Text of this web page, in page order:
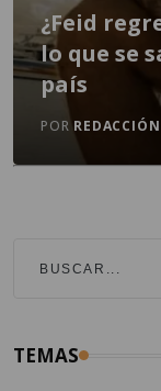
¿Feid
lo que se
país
POR REDACCIÓN
TEMAS